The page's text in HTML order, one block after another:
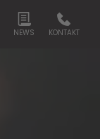
NEWS KONTAKT